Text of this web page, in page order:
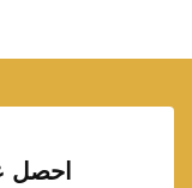
احصل